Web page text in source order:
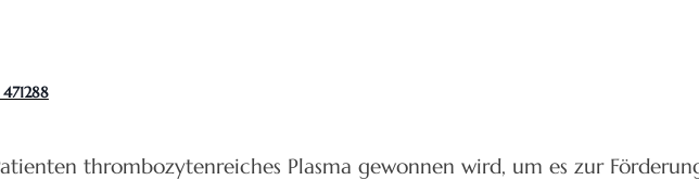
thrombozytenreiches Plasma gewonnen wird, um es zur